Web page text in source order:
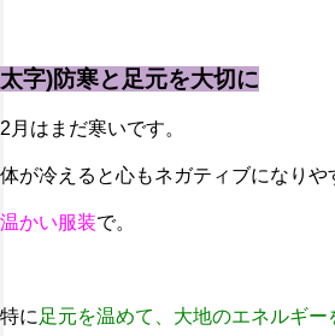
太字)防寒と足元を大切に
2月はまだ寒いです。
体が冷えると心もネガティブになりや
温かい服装で。
特に 足元を温めて、大地のエネルギー